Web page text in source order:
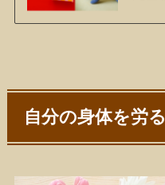
自分の身体を労る